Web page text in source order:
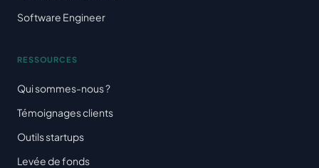
Software Engineer
RESSOURCES
Qui sommes-nous ?
Témoignages clients
Outils startups
Levée de fonds